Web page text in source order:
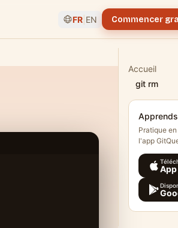
FR| EN Commencer
Accueil
git rm
Pratique
l'app